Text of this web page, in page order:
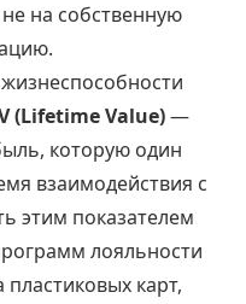
на собственную
(Lifetime Value)—
которую один
взаимодействия с
этим показателем
лояльности
карт,